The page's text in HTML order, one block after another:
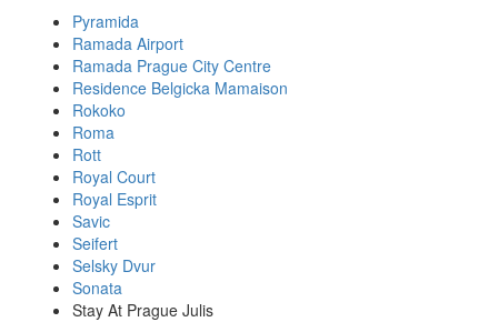
Pyramida
Ramada Airport
Ramada Prague City Centre
Residence Belgicka Mamaison
Rokoko
Roma
Rott
Royal Court
Royal Esprit
Savic
Seifert
Selsky Dvur
Sonata
Stay At Prague Julis